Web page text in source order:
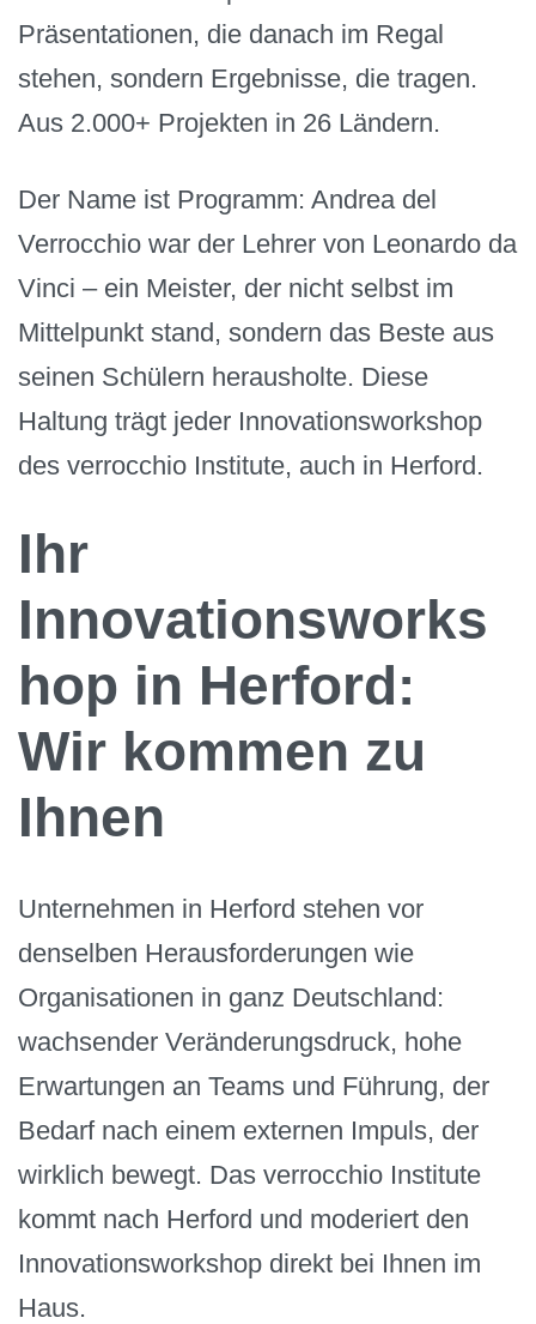
Präsentationen, die danach im Regal
stehen, sondern Ergebnisse, die tragen.
Aus 2.000+ Projekten in 26 Ländern.
Der Name ist Programm: Andrea del
Verrocchio war der Lehrer von Leonardo da
Vinci – ein Meister, der nicht selbst im
Mittelpunkt stand, sondern das Beste aus
seinen Schülern herausholte. Diese
Haltung trägt jeder Innovationsworkshop
des verrocchio Institute, auch in Herford.
Ihr
Innovationsworks
hop in Herford:
Wir kommen zu
Ihnen
Unternehmen in Herford stehen vor
denselben Herausforderungen wie
Organisationen in ganz Deutschland:
wachsender Veränderungsdruck, hohe
Erwartungen an Teams und Führung, der
Bedarf nach einem externen Impuls, der
wirklich bewegt. Das verrocchio Institute
kommt nach Herford und moderiert den
Innovationsworkshop direkt bei Ihnen im
Haus.